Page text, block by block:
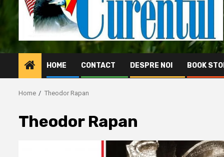
HOME CONTACT DESPRE NOI BOOK
Home Theodor Rapan
Theodor Rapan